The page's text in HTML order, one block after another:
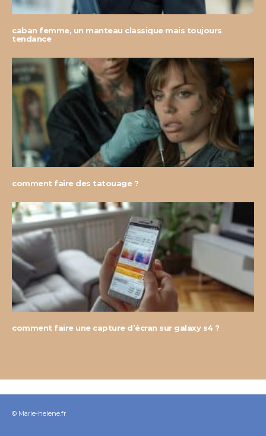
caban femme, un manteau classique mais toujours
tendance
comment faire des tatouage ?
comment faire une capture d’écran sur galaxy s4 ?
© Marie-helene.fr